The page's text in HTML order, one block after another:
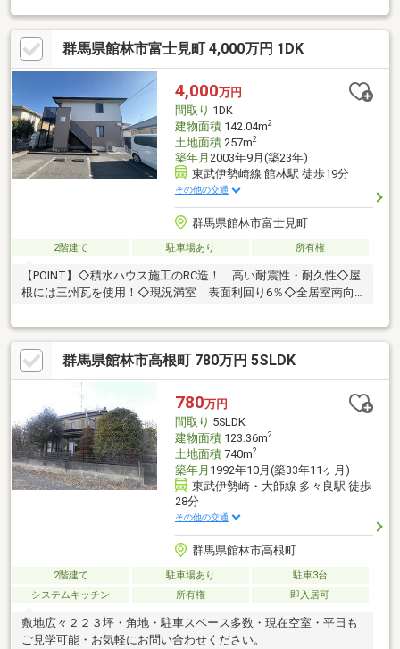
群馬県館林市富士見町 4,000万円 1DK
4,000万円
間取り 1DK
建物面積142.04m2
土地面積257m2
築年月 2003年9月(築23年)
東武伊勢崎線 館林駅 徒歩19分
その他の交通
群馬県館林市富士見町
2階建て 駐車場あり 所有権
【POINT】◇積水ハウス施工のRC造！ 高い耐震性・耐久性◇屋
根には三州瓦を使用！◇現況満室 表面利回り6％◇全居室南向
■■【ララハウス 太田】で検索♪ 最新情報を毎日更新中で
す！ 弊社ホームページをご利用くださいませ☆☆
群馬県館林市高根町 780万円 5SLDK
780万円
間取り 5SLDK
建物面積123.36m2
土地面積740m2
築年月 1992年10月(築33年11ヶ月)
東武伊勢崎・大師線 多々良駅 徒歩
28分
その他の交通
群馬県館林市高根町
2階建て 駐車場あり
駐車3台
システムキッチン
所有権 即入居可
敷地広々２２３坪・角地・駐車スペース多数・現在空室・平日も
ご見学可能・お気軽にお問い合わせください。